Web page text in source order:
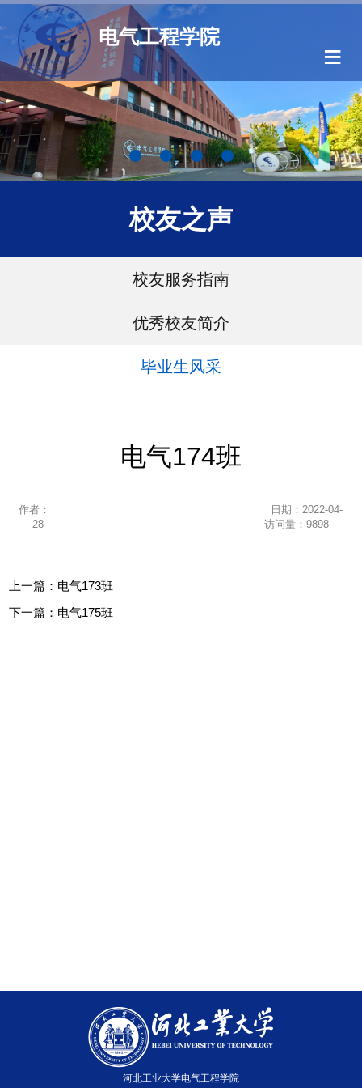
电气工程学院
≡
校友之声
校友服务指南
优秀校友简介
毕业生风采
电气174班
作者：
日期：2022-04-
28
访问量：9898
上一篇： 电气173班
下一篇： 电气175班
河北工业大学电气工程学院